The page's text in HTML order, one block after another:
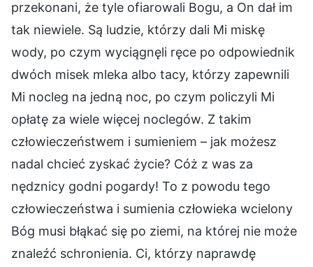
przekonani, że tyle ofiarowali Bogu, a On dał im
tak niewiele. Są ludzie, którzy dali Mi miskę
wody, po czym wyciągnęli ręce po odpowiednik
dwóch misek mleka albo tacy, którzy zapewnili
Mi nocleg na jedną noc, po czym policzyli Mi
opłatę za wiele więcej noclegów. Z takim
człowieczeństwem i sumieniem – jak możesz
nadal chcieć zyskać życie? Cóż z was za
nędznicy godni pogardy! To z powodu tego
człowieczeństwa i sumienia człowieka wcielony
Bóg musi błąkać się po ziemi, na której nie może
znaleźć schronienia. Ci, którzy naprawdę